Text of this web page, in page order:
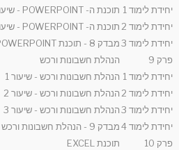
יחידת לימוד 1
תוכנת ה- POWERPOINT - שיעור 1
יחידת לימוד 2
תוכנת ה- POWERPOINT - שיעור 2
יחידת לימוד 3
מבדק 8 - תוכנת POWERPOINT
פרק 9
הנהלת חשבונות ורכש
יחידת לימוד 1
הנהלת חשבונות ורכש - שיעור 1
יחידת לימוד 2
הנהלת חשבונות ורכש - שיעור 2
יחידת לימוד 3
הנהלת חשבונות ורכש - שיעור 3
יחידת לימוד 4
מבדק 9 - הנהלת חשבונות ורכש
פרק 10
תוכנת EXCEL